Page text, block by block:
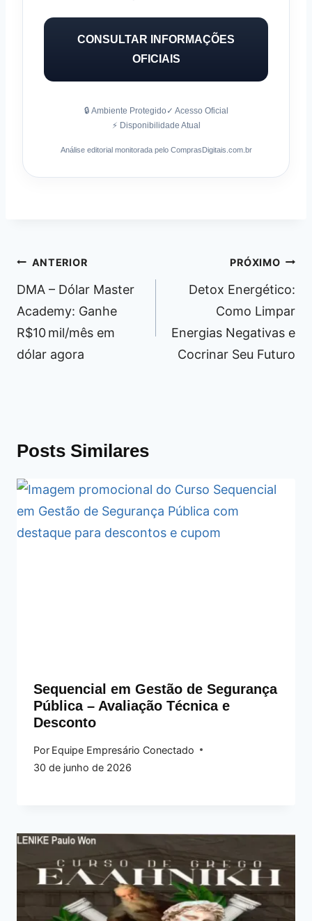
CONSULTAR INFORMAÇÕES
OFICIAIS
🔒 Ambiente Protegido ✓ Acesso Oficial
⚡ Disponibilidade Atual
Análise editorial monitorada pelo ComprasDigitais.com.br
Navegação
de
Post
ANTERIOR
DMA – Dólar Master
Academy: Ganhe
R$10 mil/mês em
dólar agora
PRÓXIMO
Detox Energético:
Como Limpar
Energias Negativas e
Cocrinar Seu Futuro
Posts Similares
Sequencial em Gestão de Segurança
Pública – Avaliação Técnica e
Desconto
Por Equipe Empresário Conectado
30 de junho de 2026